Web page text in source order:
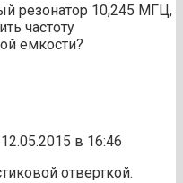
резонатор 10,245 МГЦ,
частоту
емкости?
12.05.2015 в 16:46
отверткой.